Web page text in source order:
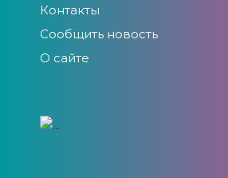
Контакты
Сообщить новость
О сайте